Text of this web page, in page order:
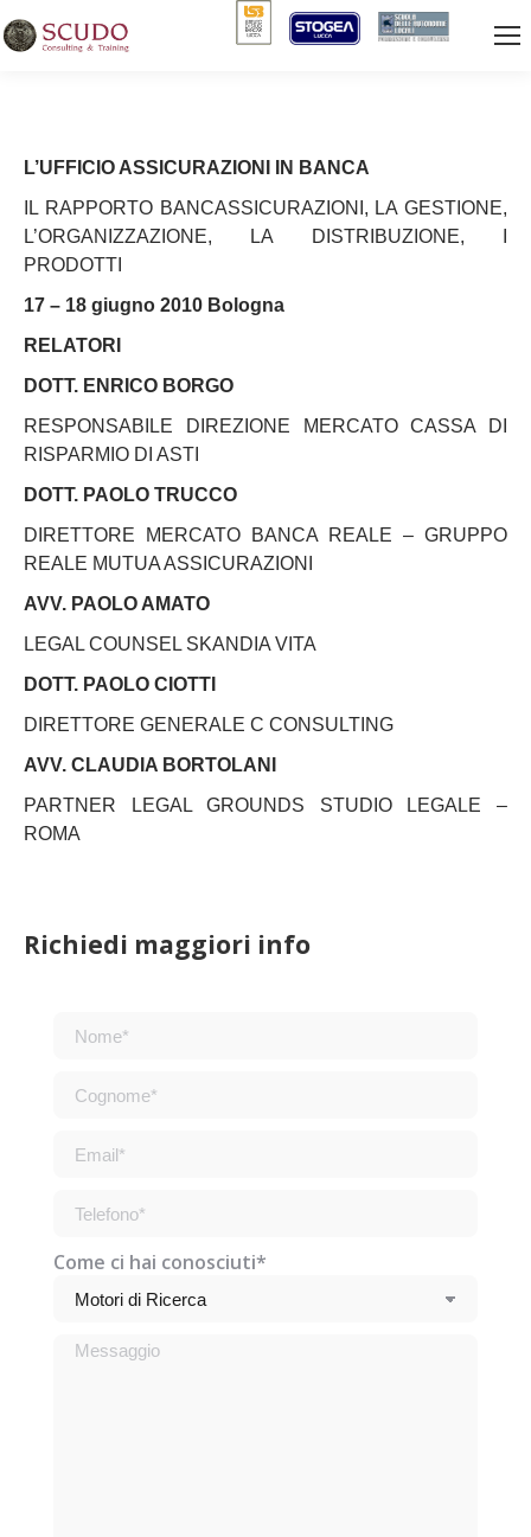
L’UFFICIO ASSICURAZIONI IN BANCA
IL RAPPORTO BANCASSICURAZIONI, LA GESTIONE,
L’ORGANIZZAZIONE, LA DISTRIBUZIONE, I
PRODOTTI
17 – 18 giugno 2010 Bologna
RELATORI
DOTT. ENRICO BORGO
RESPONSABILE DIREZIONE MERCATO CASSA DI
RISPARMIO DI ASTI
DOTT. PAOLO TRUCCO
DIRETTORE MERCATO BANCA REALE – GRUPPO
REALE MUTUA ASSICURAZIONI
AVV. PAOLO AMATO
LEGAL COUNSEL SKANDIA VITA
DOTT. PAOLO CIOTTI
DIRETTORE GENERALE C CONSULTING
AVV. CLAUDIA BORTOLANI
PARTNER LEGAL GROUNDS STUDIO LEGALE –
ROMA
Richiedi maggiori info
Come ci hai conosciuti*